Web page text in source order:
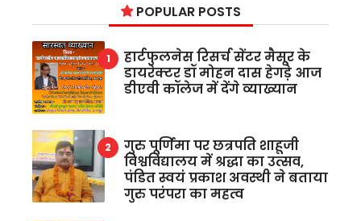
POPULAR POSTS
हार्टफुलनेस रिसर्च सेंटर मैसूर के
डायरेक्टर डॉ मोहन दास हेगड़े आज
डीएवी कॉलेज में देंगे व्याख्यान
गुरु पूर्णिमा पर छत्रपति शाहूजी
विश्वविद्यालय में श्रद्धा का उत्सव,
पंडित स्वयं प्रकाश अवस्थी ने बताया
गुरु परंपरा का महत्व